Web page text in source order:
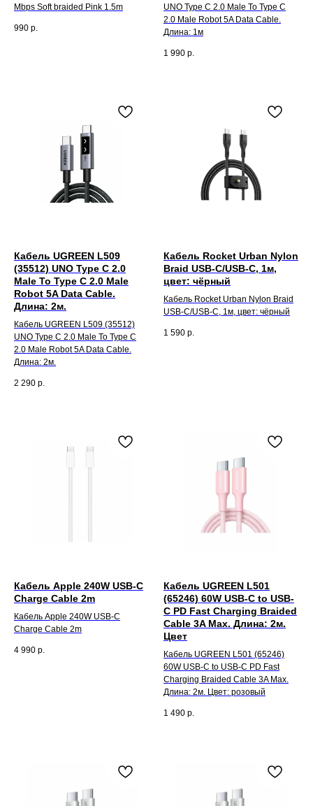
Mbps Soft braided Pink 1.5m
990 р.
UNO Type C 2.0 Male To Type C
2.0 Male Robot 5A Data Cable.
Длина: 1м
1 990 р.
Кабель UGREEN L509
(35512) UNO Type C 2.0
Male To Type C 2.0 Male
Robot 5A Data Cable.
Длина: 2м.
Кабель UGREEN L509 (35512)
UNO Type C 2.0 Male To Type C
2.0 Male Robot 5A Data Cable.
Длина: 2м.
2 290 р.
Кабель Rocket Urban Nylon
Braid USB-C/USB-C, 1м,
цвет: чёрный
Кабель Rocket Urban Nylon Braid
USB-C/USB-C, 1м, цвет: чёрный
1 590 р.
Кабель Apple 240W USB-C
Charge Cable 2m
Кабель Apple 240W USB-C
Charge Cable 2m
4 990 р.
Кабель UGREEN L501
(65246) 60W USB-C to USB-
C PD Fast Charging Braided
Cable 3A Max. Длина: 2м.
Цвет
Кабель UGREEN L501 (65246)
60W USB-C to USB-C PD Fast
Charging Braided Cable 3A Max.
Длина: 2м. Цвет: розовый
1 490 р.